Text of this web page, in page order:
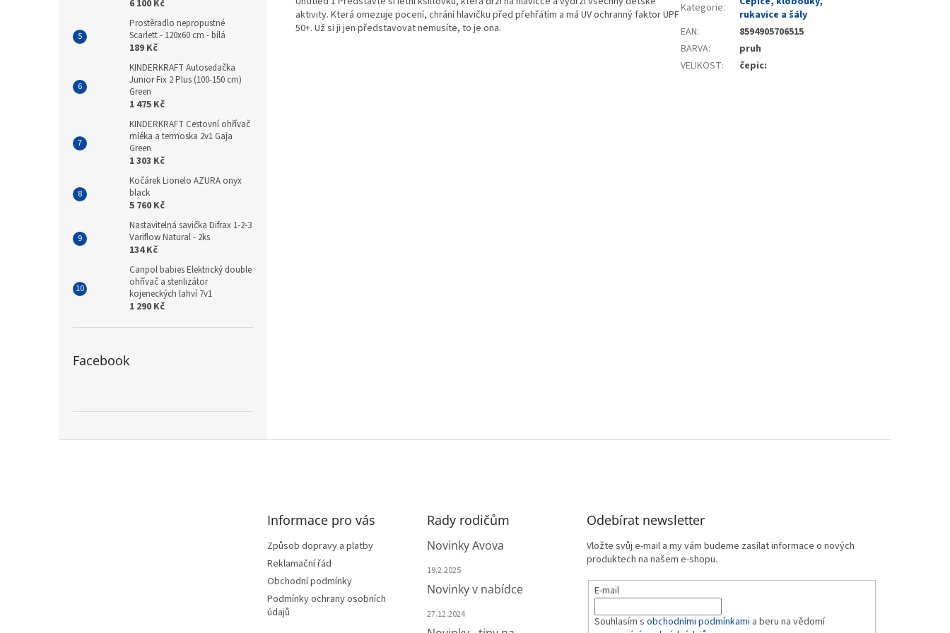
6 100 Kč
Prostěradlo nepropustné
Scarlett - 120x60 cm - bílá
189 Kč
KINDERKRAFT Autosedačka
Junior Fix 2 Plus (100-150 cm)
Green
1 475 Kč
KINDERKRAFT Cestovní ohřívač
mléka a termoska 2v1 Gaja
Green
1 303 Kč
Kočárek Lionelo AZURA onyx
black
5 760 Kč
Nastavitelná savička Difrax 1-2-3
Variflow Natural - 2ks
134 Kč
Canpol babies Elektrický double
ohřívač a sterilizátor
kojeneckých lahví 7v1
1 290 Kč
Facebook
aktivity. Která omezuje pocení, chrání hlavičku před přehřátím a má UV ochranný faktor UPF
50+. Už si ji jen představovat nemusíte, to je ona.
Kategorie:
rukavice a šály
EAN:
8594905706515
BARVA:
pruh
VELIKOST: čepic:
Informace pro vás
Způsob dopravy a platby
Reklamační řád
Obchodní podmínky
Podmínky ochrany osobních
údajů
Rady rodičům
Novinky Avova
19.2.2025
Novinky v nabídce
27.12.2024
Odebírat newsletter
Vložte svůj e-mail a my vám budeme zasílat informace o nových
produktech na našem e-shopu.
E-mail
Souhlasím sobchodními podmínkami a beru na vědomí